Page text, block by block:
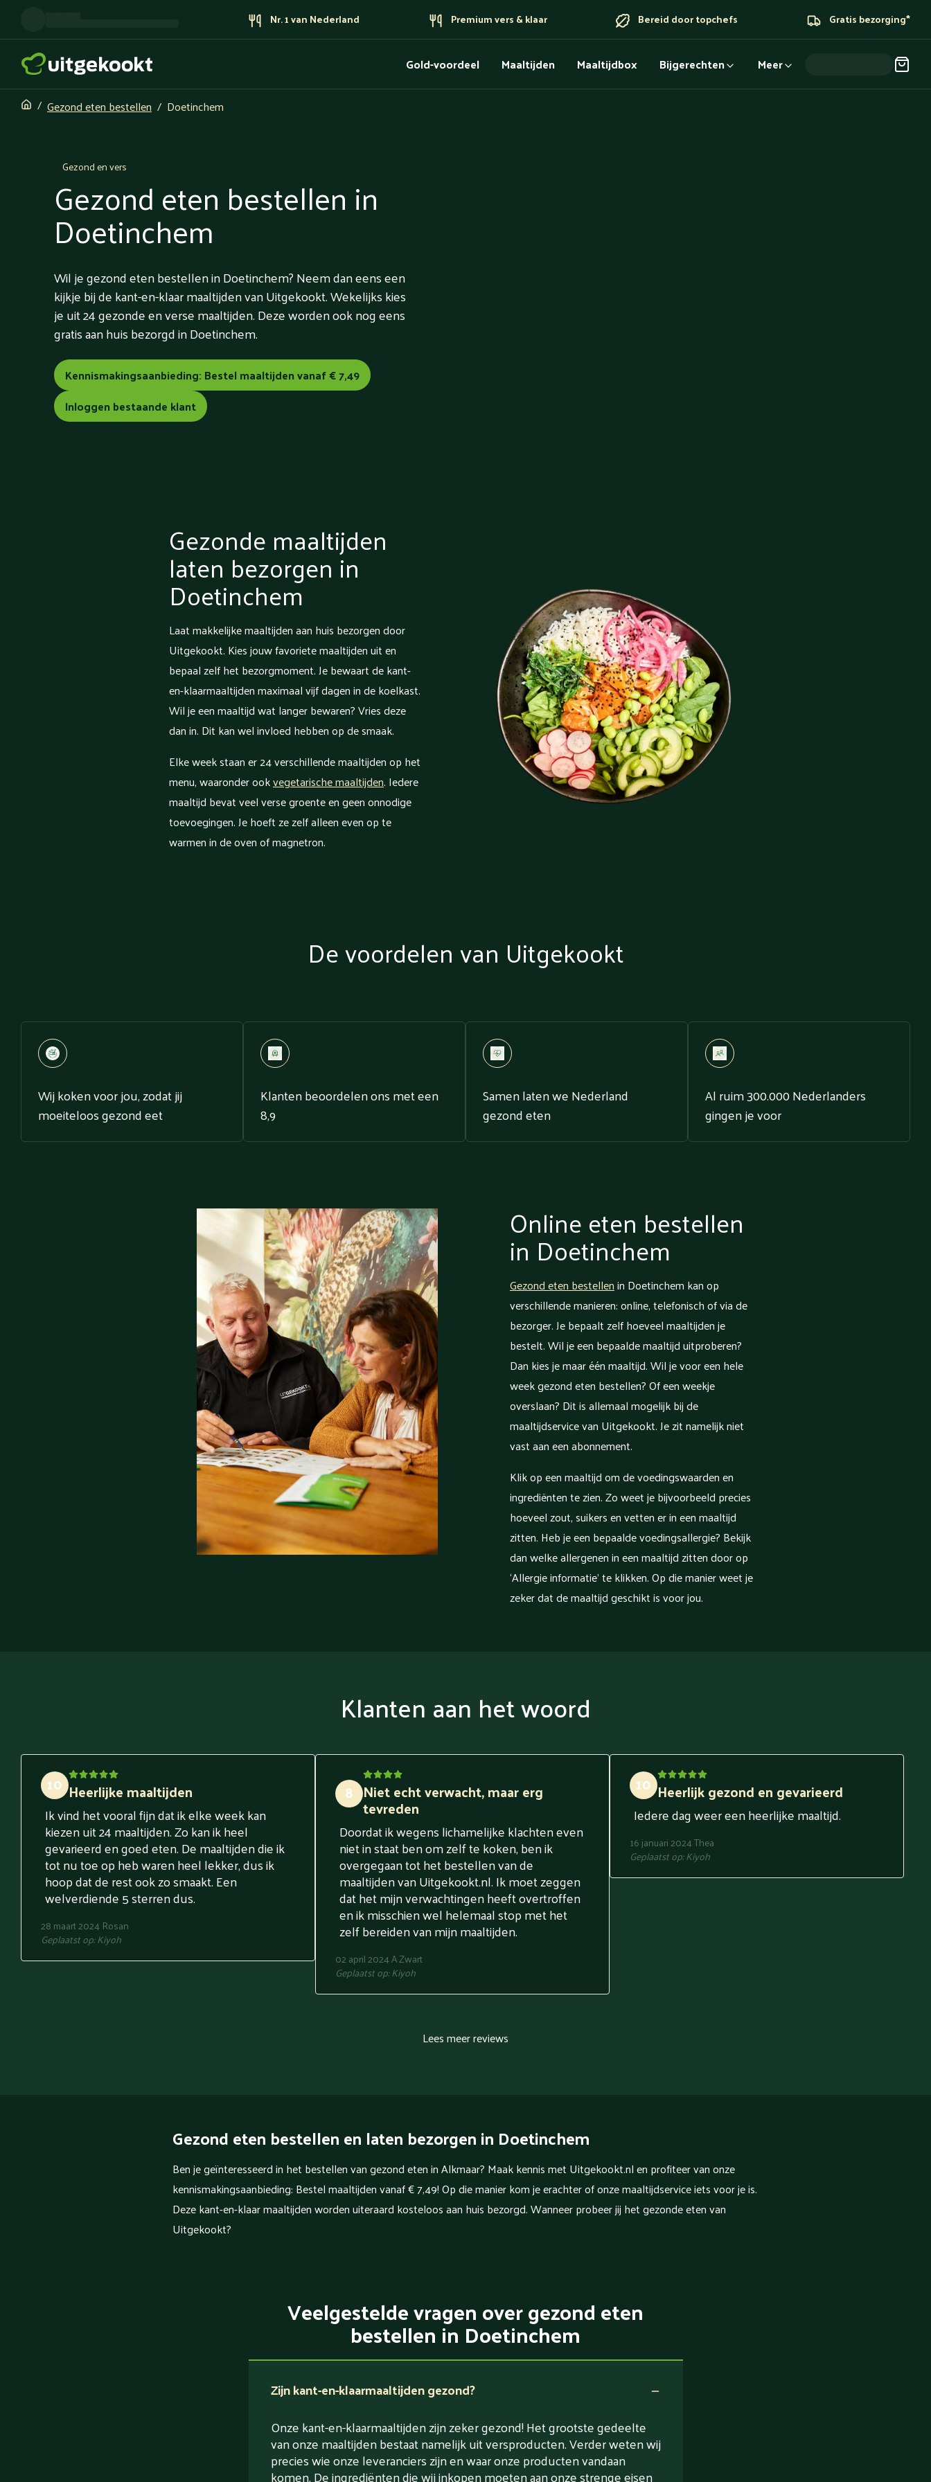
Nr. 1 van Nederland Premium vers & klaar Bereid door topchefs Gratis bezorging*
Gold-voordeel Maaltijden Maaltijdbox Bijgerechten Meer
Gezond eten bestellen Doetinchem
Gezond en vers
Gezond eten bestellen in
Doetinchem
Wil je gezond eten bestellen in Doetinchem? Neem dan eens een
kijkje bij de kant-en-klaar maaltijden van Uitgekookt. Wekelijks kies
je uit 24 gezonde en verse maaltijden. Deze worden ook nog eens
gratis aan huis bezorgd in Doetinchem.
Kennismakingsaanbieding: Bestel maaltijden vanaf € 7,49
Inloggen bestaande klant
Gezonde maaltijden
laten bezorgen in
Doetinchem
Laat makkelijke maaltijden aan huis bezorgen door
Uitgekookt. Kies jouw favoriete maaltijden uit en
bepaal zelf het bezorgmoment. Je bewaart de kant-
en-klaarmaaltijden maximaal vijf dagen in de koelkast.
Wil je een maaltijd wat langer bewaren? Vries deze
dan in. Dit kan wel invloed hebben op de smaak.
Elke week staan er 24 verschillende maaltijden op het
menu, waaronder ookvegetarische maaltijden. Iedere
maaltijd bevat veel verse groente en geen onnodige
toevoegingen. Je hoeft ze zelf alleen even op te
warmen in de oven of magnetron.
De voordelen van Uitgekookt
Wij koken voor jou, zodat jij
moeiteloos gezond eet
Klanten beoordelen ons met een
8,9
Samen laten we Nederland
gezond eten
Al ruim 300.000 Nederlanders
gingen je voor
Online eten bestellen
in Doetinchem
Gezond eten bestellenin Doetinchem kan op
verschillende manieren: online, telefonisch of via de
bezorger. Je bepaalt zelf hoeveel maaltijden je
bestelt. Wil je een bepaalde maaltijd uitproberen?
Dan kies je maar één maaltijd. Wil je voor een hele
week gezond eten bestellen? Of een weekje
overslaan? Dit is allemaal mogelijk bij de
maaltijdservice van Uitgekookt. Je zit namelijk niet
vast aan een abonnement.
Klik op een maaltijd om de voedingswaarden en
ingrediënten te zien. Zo weet je bijvoorbeeld precies
hoeveel zout, suikers en vetten er in een maaltijd
zitten. Heb je een bepaalde voedingsallergie? Bekijk
dan welke allergenen in een maaltijd zitten door op
‘Allergie informatie’ te klikken. Op die manier weet je
zeker dat de maaltijd geschikt is voor jou.
Klanten aan het woord
10 Heerlijke maaltijden
Ik vind het vooral fijn dat ik elke week kan
kiezen uit 24 maaltijden. Zo kan ik heel
gevarieerd en goed eten. De maaltijden die ik
tot nu toe op heb waren heel lekker, dus ik
hoop dat de rest ook zo smaakt. Een
welverdiende 5 sterren dus.
28 maart 2024 Rosan
Geplaatst op:Kiyoh
8 Niet echt verwacht, maar erg
tevreden
Doordat ik wegens lichamelijke klachten even
niet in staat ben om zelf te koken, ben ik
overgegaan tot het bestellen van de
maaltijden van Uitgekookt.nl. Ik moet zeggen
dat het mijn verwachtingen heeft overtroffen
en ik misschien wel helemaal stop met het
zelf bereiden van mijn maaltijden.
02 april 2024A Zwart
Geplaatst op:Kiyoh
10 Heerlijk gezond en gevarieerd
Iedere dag weer een heerlijke maaltijd.
16 januari 2024Thea
Geplaatst op:Kiyoh
Lees meer reviews
Gezond eten bestellen en laten bezorgen in Doetinchem
Ben je geïnteresseerd in het bestellen van gezond eten in Alkmaar? Maak kennis met Uitgekookt.nl en profiteer van onze
kennismakingsaanbieding: Bestel maaltijden vanaf € 7,49! Op die manier kom je erachter of onze maaltijdservice iets voor je is.
Deze kant-en-klaar maaltijden worden uiteraard kosteloos aan huis bezorgd. Wanneer probeer jij het gezonde eten van
Uitgekookt?
Veelgestelde vragen over gezond eten
bestellen in Doetinchem
Zijn kant-en-klaarmaaltijden gezond?
Onze kant-en-klaarmaaltijden zijn zeker gezond! Het grootste gedeelte
van onze maaltijden bestaat namelijk uit versproducten. Verder weten wij
precies wie onze leveranciers zijn en waar onze producten vandaan
komen. De ingrediënten die wij inkopen moeten aan onze strenge eisen